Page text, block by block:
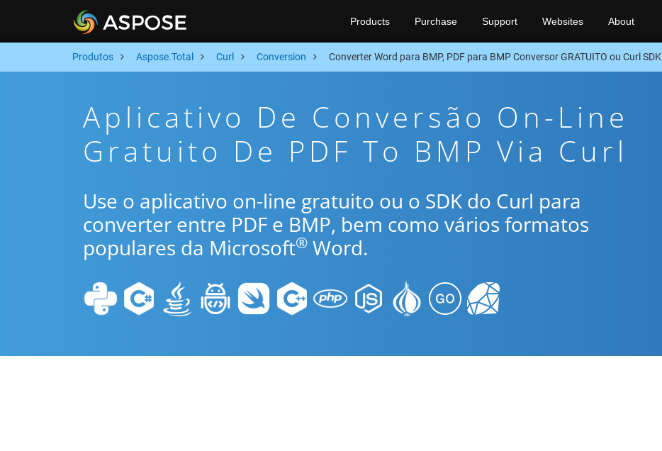
Products Purchase Support Websites About
Produtos Aspose.Total Curl Conversion Converter Word para BMP, PDF para BMP Conversor GRATUITO ou Curl SDK
Aplicativo De Conversão On-Line
Gratuito De PDF To BMP Via Curl
Use o aplicativo on-line gratuito ou o SDK do Curl para
converter entre PDF e BMP, bem como vários formatos
populares da Microsoft® Word.